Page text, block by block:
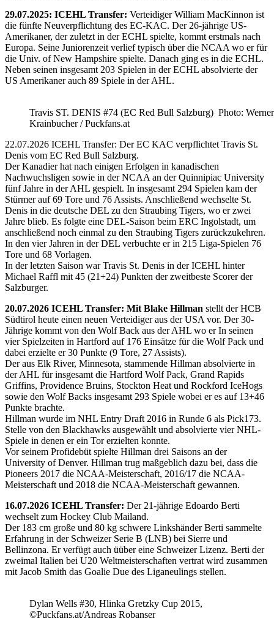
29.07.2025: ICEHL Transfer: Verteidiger William MacKinnon ist
die fünfte Neuverpflichtung des EC-KAC. Der 26-jährige US-
Amerikaner, der zuletzt in der ECHL spielte, kommt erstmals nach
Europa. Seine Juniorenzeit verlief typisch über die NCAA wo er für
die Univ. of New Hampshire spielte. Danach ging es in die ECHL.
Neben seinen insgesamt 203 Spielen in der ECHL absolvierte der
US Amerikaner auch 89 Spiele in der AHL.
Travis ST. DENIS #74 (EC Red Bull Salzburg) Photo: Werner
Krainbucher / Puckfans.at
22.07.2026 ICEHL Transfer: Der EC KAC verpflichtet Travis St.
Denis vom EC Red Bull Salzburg.
Der Kanadier hat nach einigen Erfolgen in kanadischen
Nachwuchsligen sowie in der NCAA an der Quinnipiac University
fünf Jahre in der AHL gespielt. In insgesamt 294 Spielen kam der
Stürmer auf 69 Tore und 76 Assists. Anschließend wechselte St.
Denis in die deutsche DEL zu den Straubing Tigers, wo er zwei
Jahre blieb. Es folgte eine DEL-Saison beim ERC Ingolstadt, um
anschließend noch einmal zu den Straubing Tigers zurückzukehren.
In den vier Jahren in der DEL verbuchte er in 215 Liga-Spielen 76
Tore und 68 Vorlagen.
In der letzten Saison war Travis St. Denis in der ICEHL hinter
Michael Raffl mit 45 (21+24) Punkten der zweitbeste Scorer der
Salzburger.
20.07.2026 ICEHL Transfer: Mit Blake Hillman stellt der HCB
Südtirol heute einen neuen Verteidiger aus der USA vor. Der 30-
Jährige kommt von den Wolf Back aus der AHL wo er In seinen
vier Spielzeiten in Hartford auf 176 Einsätze für die Wolf Pack und
dabei erzielte er 30 Punkte (9 Tore, 27 Assists).
Der aus Elk River, Minnesota, stammende Hillman absolvierte in
der AHL für insgesamt die Hartford Wolf Pack, Grand Rapids
Griffins, Providence Bruins, Stockton Heat und Rockford IceHogs
sowie den Wolf Backs insgesamt 293 Spiele wobei er es auf 13+46
Punkte brachte.
Hillman wurde im NHL Entry Draft 2016 in Runde 6 als Pick173.
Stelle von den Blackhawks ausgewählt und absolvierte vier NHL-
Spiele in denen er ein Tor erzielten konnte.
Vor seinem Profidebüt spielte Hillman drei Saisons an der
University of Denver. Hillman trug maßgeblich dazu bei, dass die
Pioneers 2017 die NCAA-Meisterschaft, 2016/17 die NCAA-
Meisterschaft und 2018 die NCAA-Meisterschaft gewannen.
16.07.2026 ICEHL Transfer: Der 21-jährige Edoardo Berti
wechselt zum Hockey Club Mailand.
Der 183 cm große und 80 kg schwere Linkshänder Berti sammelte
Erfahrung in der Schweizer Serie B (LNB) bei Sierre und
Bellinzona. Er verfügt auch üüber eine Schweizer Lizenz. Berti der
zweimal Italien bei U20 Weltmeisterschaften vertrat wird zusammen
mit Jacob Smith das Goalie Due des Liganeulings stellen.
Dylan Wells #30, Hlinka Gretzky Cup 2015,
©Puckfans.at/Andreas Robanser